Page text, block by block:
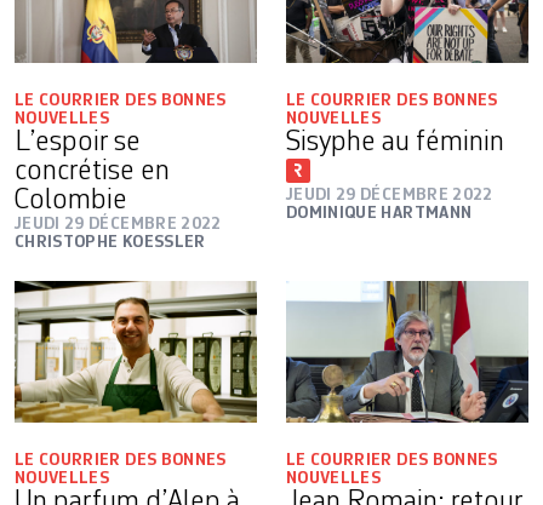
LE COURRIER DES BONNES
NOUVELLES
L’espoir se
concrétise en
Colombie
JEUDI 29 DÉCEMBRE 2022
CHRISTOPHE KOESSLER
LE COURRIER DES BONNES
NOUVELLES
Sisyphe au féminin
JEUDI 29 DÉCEMBRE 2022
DOMINIQUE HARTMANN
LE COURRIER DES BONNES
NOUVELLES
LE COURRIER DES BONNES
NOUVELLES